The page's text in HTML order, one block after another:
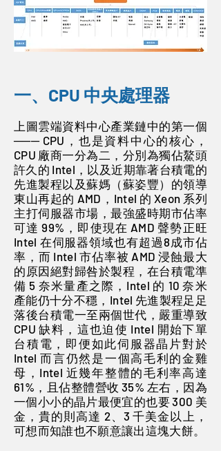
一、CPU 中央處理器
上圖雲端資料中心產業鏈中的第一個
─── CPU，也是資料中心的核心，
CPU 廠商一分為二，分別為獨佔鰲頭
許久的 Intel，以及近期靠著台積電的
先進製程以及蘇媽（蘇姿豐）的領導
東山再起的 AMD，Intel 的 Xeon 系列
主打伺服器市場，最強盛時期市佔率
可達 99%，即使現在 AMD 聲勢正旺
Intel 在伺服器領域也有超過8成市佔
率，而 Intel 市佔率被 AMD 浸蝕最大
的原因絕對歸咎於製程，在台積電準
備 5 奈米量產之際，Intel 的 10 奈米
產能仍十分不穩，Intel 先進製程足足
落後台積電一至兩個世代，嚴重導致
CPU 缺料，這也迫使 Intel 開始下單
台積電，即便如此伺服器晶片對於
Intel 而言仍然是一個高毛利的金雞
母，Intel 近幾年整體的毛利率高達
61%，且佔整體營收 35% 左右，因為
一個小小的晶片最便宜的也要 300 美
金，貴的則高達 2、3 千美金以上，
可想而知誰也不願意讓出這塊大餅。